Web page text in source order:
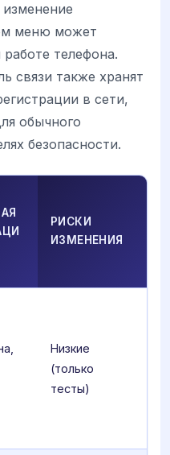
меню может
телефона.
связи также хранят
в сети,
обычного
безопасности.
РИСКИ
ИЗМЕНЕНИЯ
Низкие
(только
тесты)